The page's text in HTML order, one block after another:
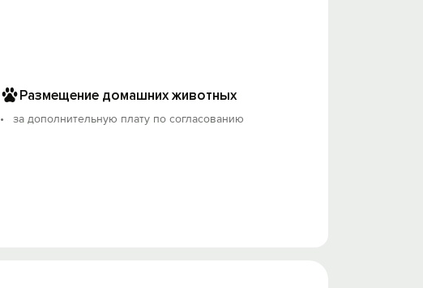
Размещение домашних животных
за дополнительную плату по согласованию